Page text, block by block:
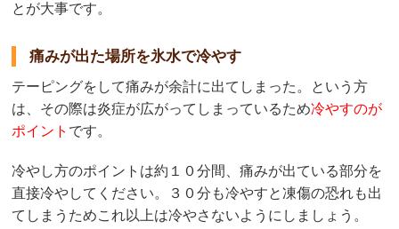
とが大事です。
痛みが出た場所を氷水で冷やす
テーピングをして痛みが余計に出てしまった。という方
は、その際は炎症が広がってしまっているため冷やすのが
ポイント です。
冷やし方のポイントは約１０分間、痛みが出ている部分を
直接冷やしてください。３０分も冷やすと凍傷の恐れも出
てしまうためこれ以上は冷やさないようにしましょう。